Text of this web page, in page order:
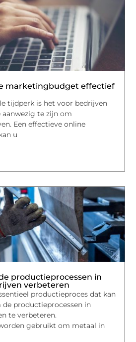
marketingbudget effectief
tijdperk is het voor bedrijven
te zijn om
Een effectieve online
u
productieprocessen in
verbeteren
productieproces dat kan
productieprocessen in
te verbeteren.
gebruikt om metaal in